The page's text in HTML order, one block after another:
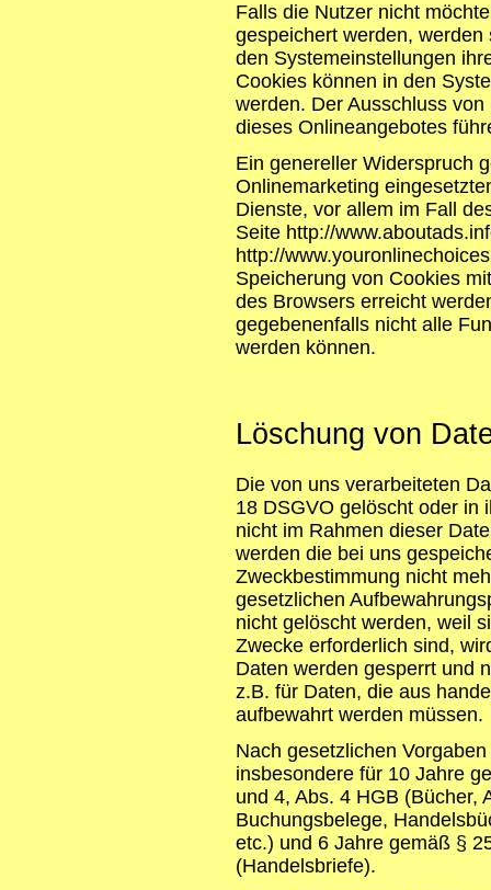
Falls die Nutzer nicht
gespeichert werden,
den Systemeinstellungen
Cookies können in den
werden. Der Ausschluss
dieses Onlineangebotes
Ein genereller Widerspruch
Onlinemarketing
Dienste, vor allem im Fall
Seite http://
http://
Speicherung von Cookies
des Browsers erreicht
gegebenenfalls nicht alle
werden können.
Löschung von
Die von uns verarbeiteten
18 DSGVO gelöscht oder in
nicht im Rahmen dieser
werden die bei uns
Zweckbestimmung nicht
gesetzlichen
nicht gelöscht werden, weil
Zwecke erforderlich sind,
Daten werden gesperrt und
z.B. für Daten, die aus
aufbewahrt werden müssen.
Nach gesetzlichen
insbesondere für 10 Jahre
und 4, Abs. 4 HGB (Bücher,
Buchungsbelege,
etc.) und 6 Jahre gemäß §
(Handelsbriefe).